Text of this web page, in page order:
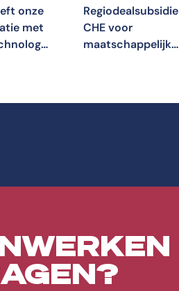
onze
met
Regiodealsubsidie
CHE voor
maatschappelijke